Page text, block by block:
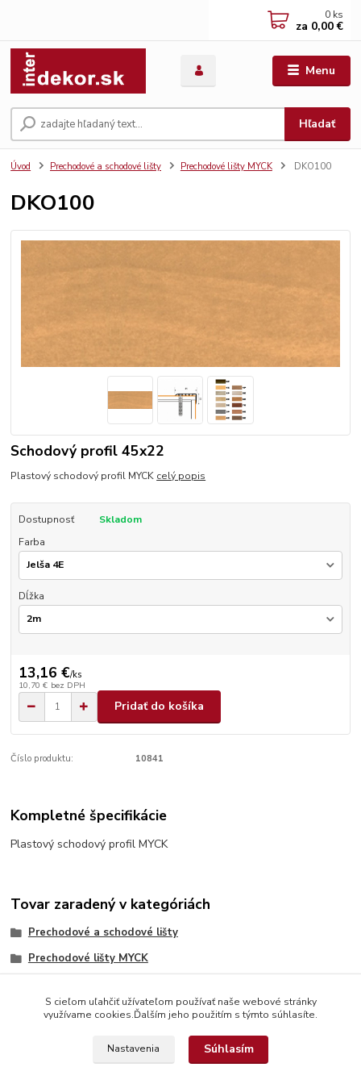
Menu
Hľadať
0 ks
za 0,00 €
Úvod Prechodové a schodové lišty Prechodové lišty MYCK DKO100
DKO100
Schodový profil 45x22
Plastový schodový profil MYCK celý popis
Dostupnosť
Skladom
Farba
Dĺžka
13,16 €/ks
10,70 € bez DPH
Pridať do košíka
Číslo produktu: 10841
Kompletné špecifikácie
Plastový schodový profil MYCK
Tovar zaradený v kategóriách
Prechodové a schodové lišty
Prechodové lišty MYCK
S cieľom uľahčiť užívateľom používať naše webové stránky
využívame cookies.Ďalším jeho použitím s týmto súhlasíte.
Nastavenia Súhlasím